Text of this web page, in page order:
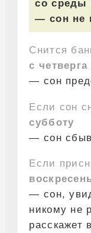
со среды
— сон не
Снится
с
— сон
Если сон
субботу
— сон
Если
— сон,
никому не
расскажет